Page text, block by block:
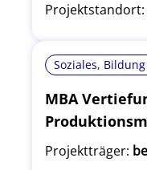
Projektstandort:
Soziales,
MBA
Projektträger: